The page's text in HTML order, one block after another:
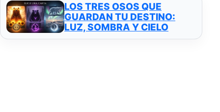
LOS TRES OSOS QUE
GUARDAN TU DESTINO:
LUZ, SOMBRA Y CIELO